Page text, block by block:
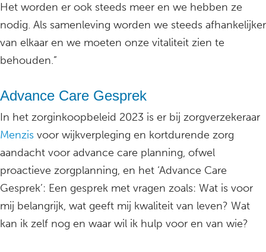
Het worden er ook steeds meer en we hebben ze
nodig. Als samenleving worden we steeds afhankelijker
van elkaar en we moeten onze vitaliteit zien te
behouden.”
Advance Care Gesprek
In het zorginkoopbeleid 2023 is er bij zorgverzekeraar
Menzis voor wijkverpleging en kortdurende zorg
aandacht voor advance care planning, ofwel
proactieve zorgplanning, en het ‘Advance Care
Gesprek’: Een gesprek met vragen zoals: Wat is voor
mij belangrijk, wat geeft mij kwaliteit van leven? Wat
kan ik zelf nog en waar wil ik hulp voor en van wie?